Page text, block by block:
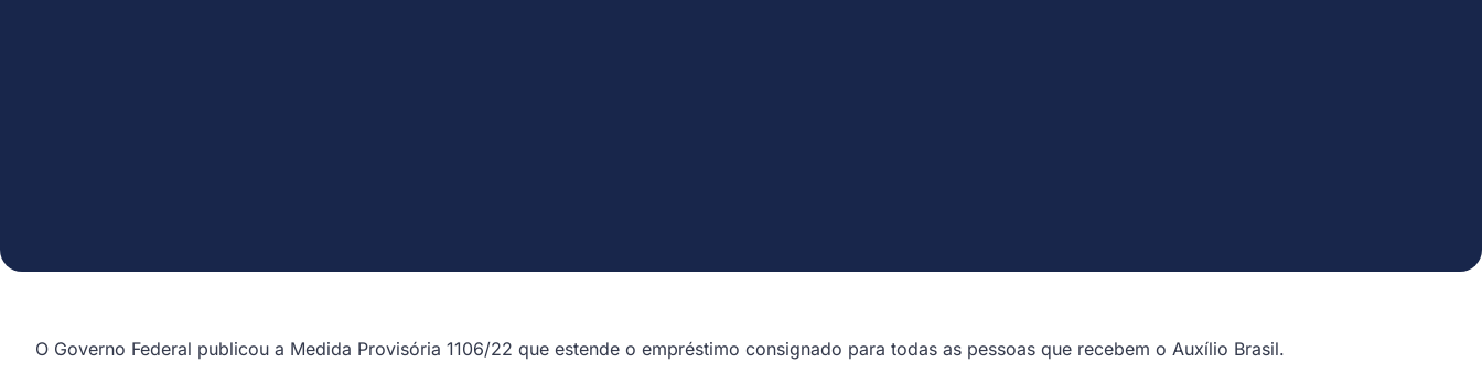
O Governo Federal publicou a Medida Provisória 1106/22 que estende o empréstimo consignado para todas as pessoas que recebem o Auxílio Brasil.